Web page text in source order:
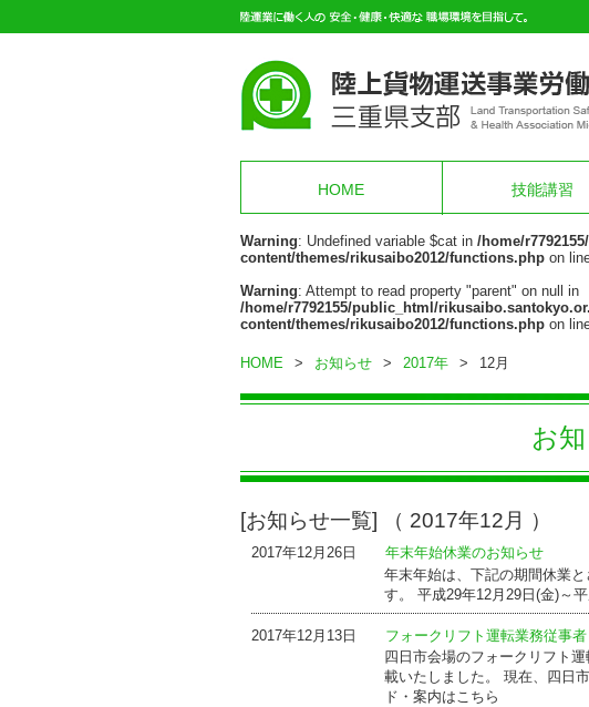
HOME 技能講習
Warning: Undefined variable $cat in /home/
content/themes/rikusaibo2012/functions.php on
Warning: Attempt to read property "parent" on null in
/home/r7792155/public_html/
content/themes/rikusaibo2012/functions.php on
HOME > お知らせ > 2017年 > 12月
お
[お知らせ一覧] （ 2017年12月 ）
2017年12月26日 年末年始休業のお知らせ
年末年始は、下記の期間休業
す。 平成29年12月29日(金)～
2017年12月13日 フォークリフト運転業務従事
四日市会場のフォークリフト
載いたしました。 現在、四日
ド・案内はこちら